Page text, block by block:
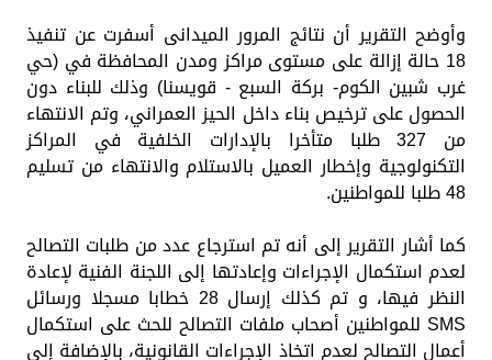
وأوضح التقرير أن نتائج المرور الميدانى أسفرت عن تنفيذ
18 حالة إزالة على مستوى مراكز ومدن المحافظة في (حي
غرب شبين الكوم- بركة السبع - قويسنا) وذلك للبناء دون
الحصول على ترخيص بناء داخل الحيز العمراني، وتم الانتهاء
من 327 طلبا متأخرا بالإدارات الخلفية في المراكز
التكنولوجية وإخطار العميل بالاستلام والانتهاء من تسليم
48 طلبا للمواطنين.
كما أشار التقرير إلى أنه تم استرجاع عدد من طلبات التصالح
لعدم استكمال الإجراءات وإعادتها إلى اللجنة الفنية لإعادة
النظر فيها، و تم كذلك إرسال 28 خطابا مسجلا ورسائل
SMS للمواطنين أصحاب ملفات التصالح للحث على استكمال
أعمال التصالح لعدم اتخاذ الإجراءات القانونية، بالإضافة إلى